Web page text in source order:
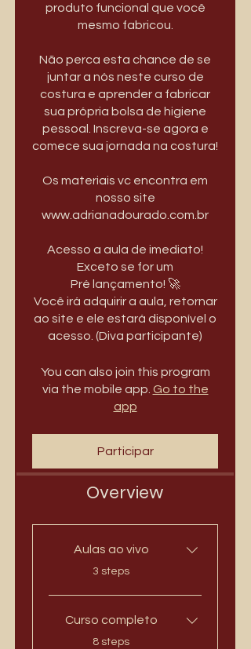
produto funcional que você
mesmo fabricou.
Não perca esta chance de se
juntar a nós neste curso de
costura e aprender a fabricar
sua própria bolsa de higiene
pessoal. Inscreva-se agora e
comece sua jornada na costura!
Os materiais vc encontra em
nosso site
www.adrianadourado.com.br
Acesso a aula de imediato!
Exceto se for um
Pré lançamento! 🚀
Você irá adquirir a aula, retornar
ao site e ele estará disponível o
acesso. (Diva participante)
You can also join this program
via the mobile app. Go to the
app
Participar
Overview
Aulas ao vivo
.
3 steps
Curso completo
.
8 steps